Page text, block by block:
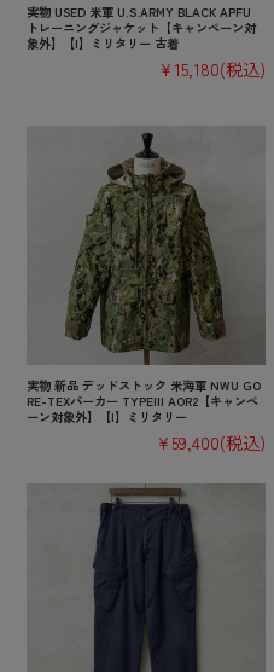
実物 USED 米軍 U.S.ARMY BLACK APFU
トレーニングジャケット【キャンペーン対
象外】【I】ミリタリー 古着
¥15,180(税込)
実物 新品 デッドストック 米海軍 NWU GO
RE-TEXパーカー TYPEIII AOR2【キャンペ
ーン対象外】【I】ミリタリー
¥59,400(税込)